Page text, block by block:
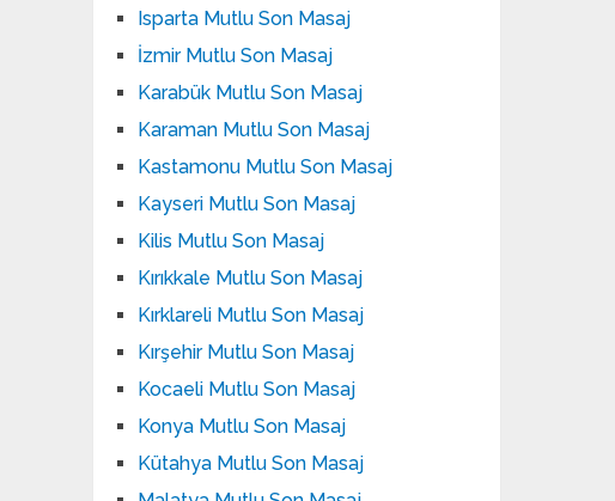
Isparta Mutlu Son Masaj
İzmir Mutlu Son Masaj
Karabük Mutlu Son Masaj
Karaman Mutlu Son Masaj
Kastamonu Mutlu Son Masaj
Kayseri Mutlu Son Masaj
Kilis Mutlu Son Masaj
Kırıkkale Mutlu Son Masaj
Kırklareli Mutlu Son Masaj
Kırşehir Mutlu Son Masaj
Kocaeli Mutlu Son Masaj
Konya Mutlu Son Masaj
Kütahya Mutlu Son Masaj